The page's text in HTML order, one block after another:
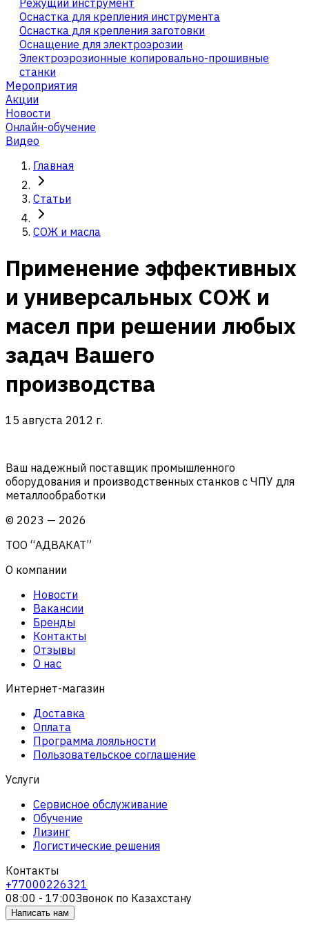
Режущий инструмент
Оснастка для крепления инструмента
Оснастка для крепления заготовки
Оснащение для электроэрозии
Электроэрозионные копировально-прошивные
станки
Мероприятия
Акции
Новости
Онлайн-обучение
Видео
Главная
Статьи
СОЖ и масла
Применение эффективных
и универсальных СОЖ и
масел при решении любых
задач Вашего
производства
15 августа 2012 г.
Ваш надежный поставщик промышленного
оборудования и производственных станков с ЧПУ для
металлообработки
© 2023 — 2026
ТОО “АДВАКАТ”
О компании
Новости
Вакансии
Бренды
Контакты
Отзывы
О нас
Интернет-магазин
Доставка
Оплата
Программа лояльности
Пользовательское соглашение
Услуги
Сервисное обслуживание
Обучение
Лизинг
Логистические решения
Контакты
+77000226321
08:00 - 17:00Звонок по Казахстану
Написать нам